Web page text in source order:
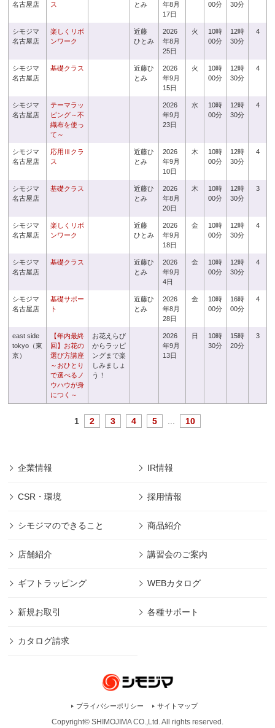
名古屋店
ス
とみ
年8月
17日
00分
30分
シモジマ
名古屋店
楽しくリボ
ンワーク
近藤
ひとみ
2026
年8月
25日
火
10時
00分
12時
30分
4
シモジマ
名古屋店
基礎クラス
近藤ひ
とみ
2026
年9月
15日
火
10時
00分
12時
30分
4
シモジマ
名古屋店
テーマラッ
ピング～不
織布を使っ
て～
2026
年9月
23日
水
10時
00分
12時
30分
4
シモジマ
名古屋店
応用Ⅲクラ
ス
近藤ひ
とみ
2026
年9月
10日
木
10時
00分
12時
30分
4
シモジマ
名古屋店
基礎クラス
近藤ひ
とみ
2026
年8月
20日
木
10時
00分
12時
30分
3
シモジマ
名古屋店
楽しくリボ
ンワーク
近藤
ひとみ
2026
年9月
18日
金
10時
00分
12時
30分
4
シモジマ
名古屋店
基礎クラス
近藤ひ
とみ
2026
年9月
4日
金
10時
00分
12時
30分
4
シモジマ
名古屋店
基礎サポー
ト
近藤ひ
とみ
2026
年8月
28日
金
10時
00分
16時
00分
4
east side
tokyo（東
京）
【年内最終
回】お花の
選び方講座
～おひとり
で選べるノ
ウハウが身
につく～
お花えらび
からラッピ
ングまで楽
しみましょ
う！
2026
年9月
13日
日
10時
30分
15時
20分
3
1 2 3 4 5 10
企業情報 IR情報
CSR・環境 採用情報
シモジマのできること 商品紹介
店舗紹介 講習会のご案内
ギフトラッピング WEBカタログ
新規お取引 各種サポート
カタログ請求
プライバシーポリシー サイトマップ
Copyright© SHIMOJIMA CO.,Ltd. All rights reserved.